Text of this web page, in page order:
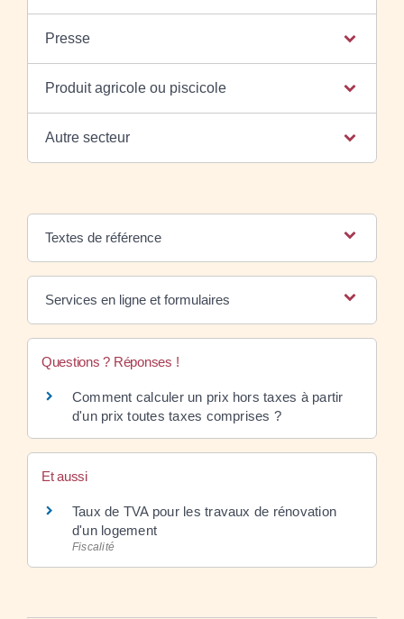
Presse
Produit agricole ou piscicole
Autre secteur
Textes de référence
Services en ligne et formulaires
Questions ? Réponses !
Comment calculer un prix hors taxes à partir
d'un prix toutes taxes comprises ?
Et aussi
Taux de TVA pour les travaux de rénovation
d'un logement
Fiscalité